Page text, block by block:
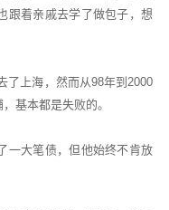
跟着亲戚去学了做包子，想
了上海，然而从98年到2000
基本都是失败的。
一大笔债，但他始终不肯放